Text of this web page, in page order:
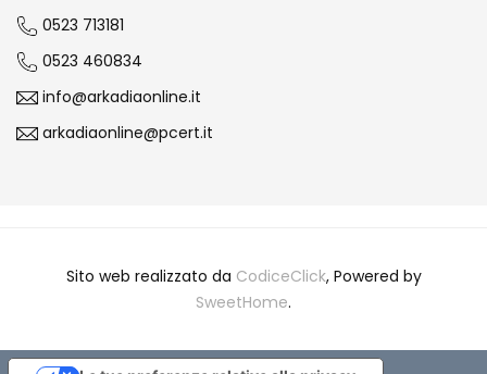
0523 713181
0523 460834
info@arkadiaonline.it
arkadiaonline@pcert.it
Sito web realizzato da CodiceClick, Powered by
SweetHome.